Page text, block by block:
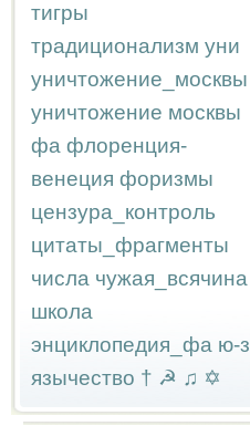
тигры
традиционализм уни
уничтожение_москвы
уничтожение москвы
фа флоренция-
венеция форизмы
цензура_контроль
цитаты_фрагменты
числа чужая_всячина
школа
энциклопедия_фа ю-з
язычество † ☭ ♫ ✡